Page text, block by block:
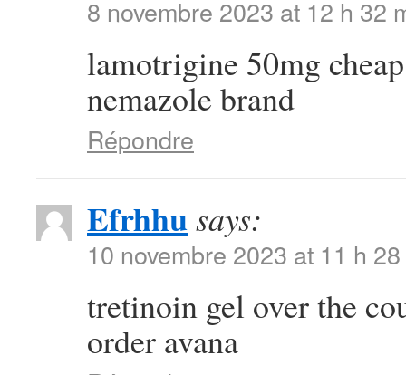
8 novembre 2023 at 12 h 32
lamotrigine 50mg
nemazole brand
Répondre
Efrhhusays:
10 novembre 2023 at 11 h
tretinoin gel over the
order avana